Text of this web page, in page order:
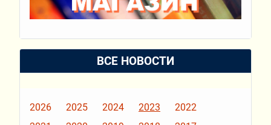
ВСЕ НОВОСТИ
2026 2025 2024 2023
2022